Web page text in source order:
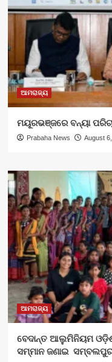
ଆମରାଜ୍ୟ
ମୟୂରଭଞ୍ଜରେ ବନ୍ୟା
Prabaha News August
ଆମରାଜ୍ୟ
ବେଦାନ୍ତ ଆଲୁମିନିୟମ
ସମ୍ମାନ ଜଣାଇ